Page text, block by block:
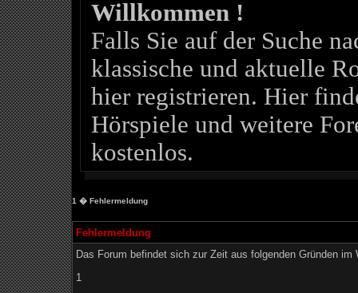
Willkommen !
Falls Sie auf der Suche
klassische und aktuelle
hier registrieren. Hier
Hörspiele und weitere
kostenlos.
1 � Fehlermeldung
Fehlermeldung
Das Forum befindet sich zur Zeit aus folgenden Gründen im
1